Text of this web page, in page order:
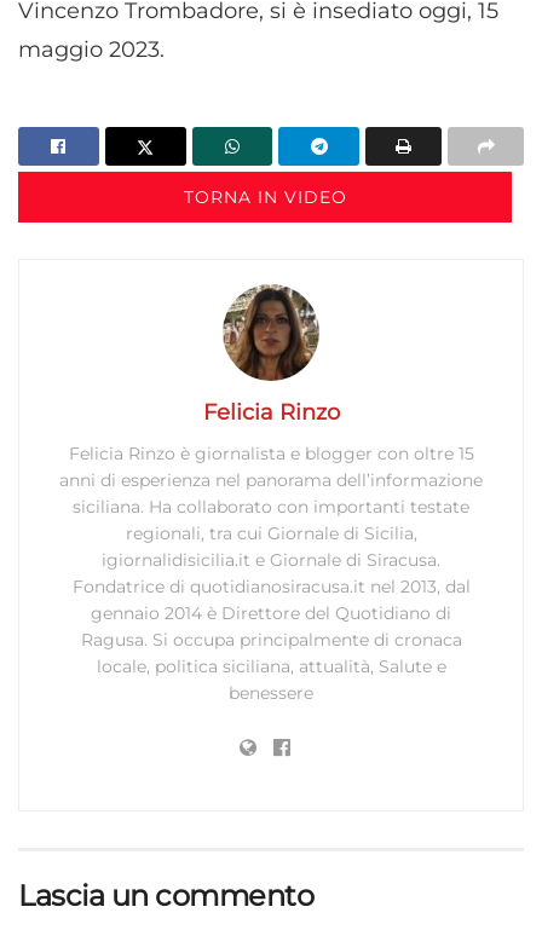
Vincenzo Trombadore, si è insediato oggi, 15
maggio 2023.
TORNA IN VIDEO
Felicia Rinzo
Felicia Rinzo è giornalista e blogger con oltre 15
anni di esperienza nel panorama dell’informazione
siciliana. Ha collaborato con importanti testate
regionali, tra cui Giornale di Sicilia,
igiornalidisicilia.it e Giornale di Siracusa.
Fondatrice di quotidianosiracusa.it nel 2013, dal
gennaio 2014 è Direttore del Quotidiano di
Ragusa. Si occupa principalmente di cronaca
locale, politica siciliana, attualità, Salute e
benessere
Lascia un commento